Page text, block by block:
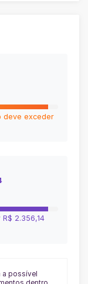
deve exceder
R$ 2.356,14
a possível